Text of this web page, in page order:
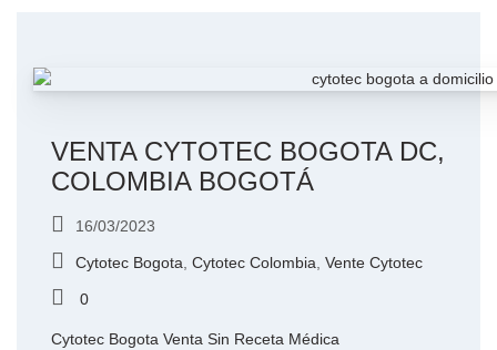
VENTA CYTOTEC BOGOTA DC,
COLOMBIA BOGOTÁ
16/03/2023
Cytotec Bogota, Cytotec Colombia, Vente Cytotec
0
Cytotec Bogota Venta Sin Receta Médica